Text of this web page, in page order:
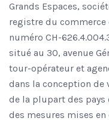
Grands Espaces,
registre du commerce
numéro CH-
situé au 30, avenue
tour-opérateur et
dans la conception de
de la plupart des
des mesures mises